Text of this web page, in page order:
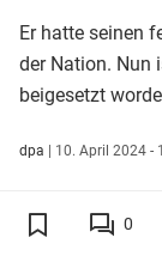
Er hatte seinen
der Nation. Nun
beigesetzt
dpa | 10. April 2024 -
0